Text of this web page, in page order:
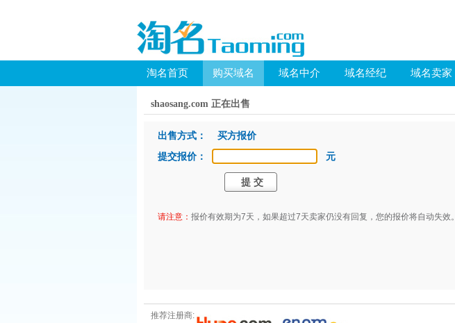
淘名首页 购买域名 域名中介 域名经纪 域名卖家
shaosang.com 正在出售
出售方式： 买方报价
提交报价：
元
请注意： 报价有效期为7天，如果超过7天卖家仍没有回复，您的报价将自动失效。
推荐注册商: